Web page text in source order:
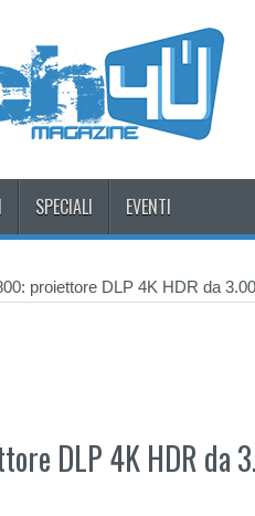
SPECIALI EVENTI
proiettore DLP 4K HDR da
DLP 4K HDR da